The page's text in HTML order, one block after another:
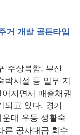
거 개발 골든타임
주상복합, 부산
박시설 등 일부 지
지면서 매출채권
되고 있다. 경기
대 우동 생활숙
른 공사대금 회수